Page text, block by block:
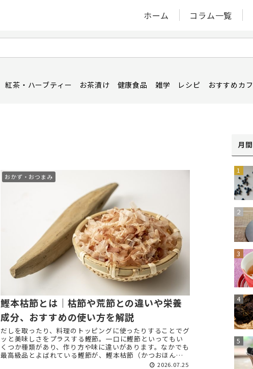
ホーム コラム一覧
紅茶・ハーブティー お茶漬け 健康食品 雑学 レシピ おすすめカ
おかず・おつまみ
鰹本枯節とは｜枯節や荒節との違いや栄養
成分、おすすめの使い方を解説
だしを取ったり、料理のトッピングに使ったりすることでグ
ッと美味しさをプラスする鰹節。一口に鰹節といってもい
くつか種類があり、作り方や味に違いがあります。なかでも
最高級品とよばれている鰹節が、鰹本枯節（かつおほんか
2026.07.25
月